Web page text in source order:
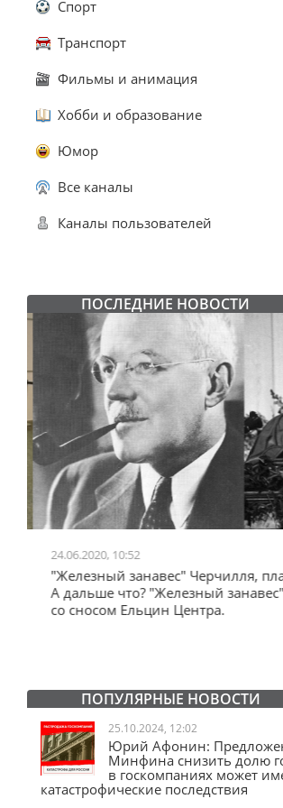
Спорт
Транспорт
Фильмы и анимация
Хобби и образование
Юмор
Все каналы
Каналы пользователей
ПОСЛЕДНИЕ НОВОСТИ
24.06.2020, 10:52
"Железный занавес" Черчилля,
А дальше что? "Железный занавес"
со сносом Ельцин Центра.
ПОПУЛЯРНЫЕ НОВОСТИ
25.10.2024, 12:02
Юрий Афонин:
Минфина снизить долю
в госкомпаниях может
катастрофические последствия